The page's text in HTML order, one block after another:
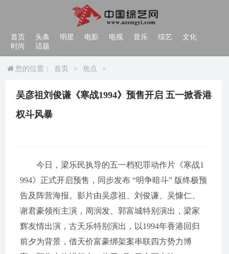
首页 头条 明星 电影 电视 音乐 综艺
文化
时尚
话题
您的位置： 首页 > 焦点 >
吴彦祖刘俊谦《寒战1994》预售开启 五一掀香港
权斗风暴
今日，梁乐民执导的五一档犯罪动作片《寒战1
994》正式开启预售，同步发布 “明争暗斗” 版终极预
告及阵营海报。影片由吴彦祖、刘俊谦、吴慷仁、
谢君豪领衔主演，周润发、郭富城特别演出，梁家
辉友情出演，古天乐特别演出，以1994年香港回归
前夕为背景，借天价富豪绑架案串联四方势力博